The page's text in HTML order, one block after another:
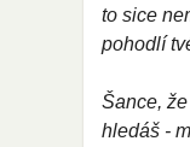
to sice
pohodlí
Šance,
hledáš -